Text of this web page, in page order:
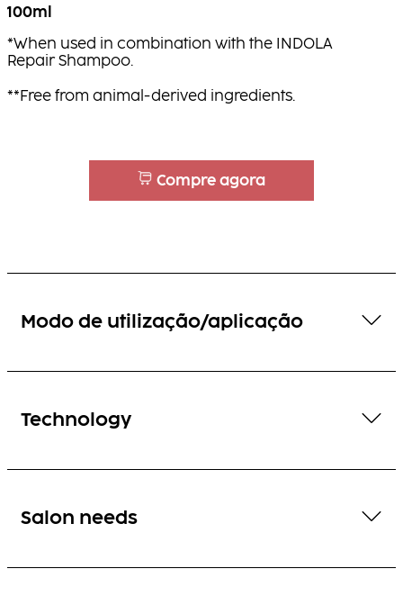
100ml
*When used in combination with the INDOLA
Repair Shampoo.
**Free from animal-derived ingredients.
Compre agora
Modo de utilização/aplicação
Technology
Salon needs